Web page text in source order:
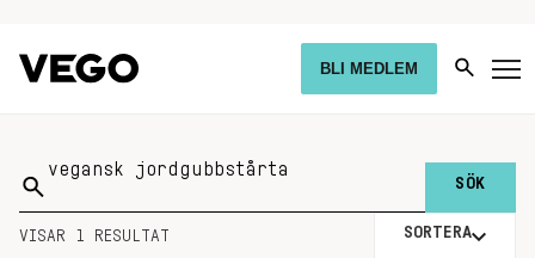
BLI MEDLEM
Sök
på:
VISAR 1 RESULTAT SORTERA